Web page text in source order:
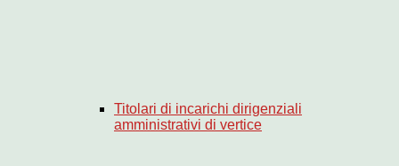
Titolari di incarichi dirigenziali
amministrativi di vertice